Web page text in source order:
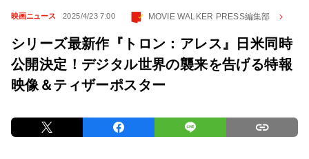
映画ニュース 2025/4/23 7:00 MOVIE WALKER PRESS編集部
シリーズ最新作『トロン：アレス』日米同時
公開決定！デジタル世界の襲来を告げる特報
映像＆ティザーポスター